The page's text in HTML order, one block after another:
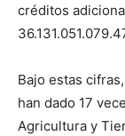
créditos
Bajo estas
han dado 17
Agricultura y